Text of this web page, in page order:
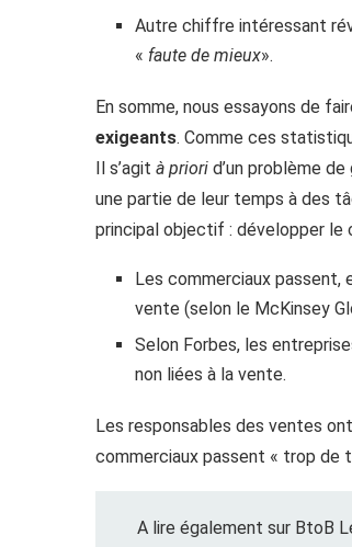
Autre chiffre intéressant
« faute de mieux».
En somme, nous essayons de
exigeants. Comme ces
Il s’agit à priori d’un problème
une partie de leur temps à des
principal objectif : développer le
Les commerciaux passent,
vente (selon le McKinsey
Selon Forbes, les
non liées à la vente.
Les responsables des ventes
commerciaux passent « trop de
A lire également sur BtoB